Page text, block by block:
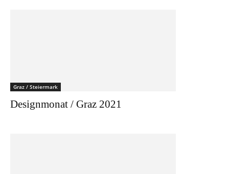
Graz / Steiermark
Designmonat / Graz 2021